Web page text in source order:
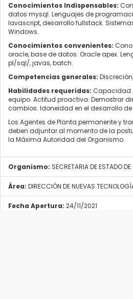
Conocimientos Indispensables:
datos mysql. Lenguajes de
lavascript, desarrollo fullstack.
Windows.
Conocimientos convenientes:
oracle, base de datos: Oracle apex.
pl/sql/, javas, batch.
Competencias generales:
Habilidades requeridas: Capacidad
equipo. Actitud proactiva. Demostrar
cambios. Idoneidad en el desarrollo
Los Agentes de Planta permanente y
deben adjuntar al momento de la
la Máxima Autoridad del Organismo.
Organismo: SECRETARIA DE ESTADO
Área: DIRECCIÓN DE NUEVAS
Fecha Apertura: 24/11/2021